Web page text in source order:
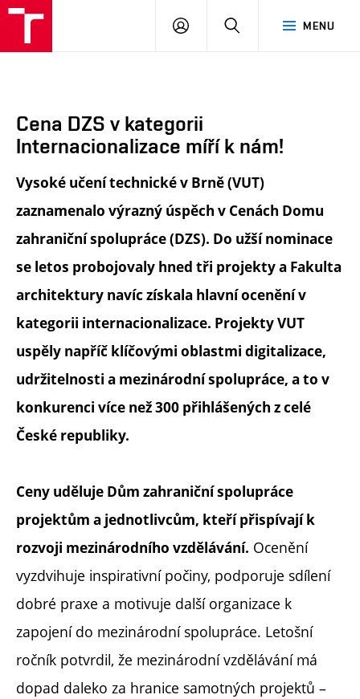
MENU
PŘIHLÁSIT
Cena DZS v kategorii
Internacionalizace míří k nám!
Vysoké učení technické v Brně (VUT)
zaznamenalo výrazný úspěch v Cenách Domu
zahraniční spolupráce (DZS). Do užší nominace
se letos probojovaly hned tři projekty a Fakulta
architektury navíc získala hlavní ocenění v
kategorii internacionalizace. Projekty VUT
uspěly napříč klíčovými oblastmi digitalizace,
udržitelnosti a mezinárodní spolupráce, a to v
konkurenci více než 300 přihlášených z celé
České republiky.
Ceny uděluje Dům zahraniční spolupráce
projektům a jednotlivcům, kteří přispívají k
rozvoji mezinárodního vzdělávání. Ocenění
vyzdvihuje inspirativní počiny, podporuje sdílení
dobré praxe a motivuje další organizace k
zapojení do mezinárodní spolupráce. Letošní
ročník potvrdil, že mezinárodní vzdělávání má
dopad daleko za hranice samotných projektů –